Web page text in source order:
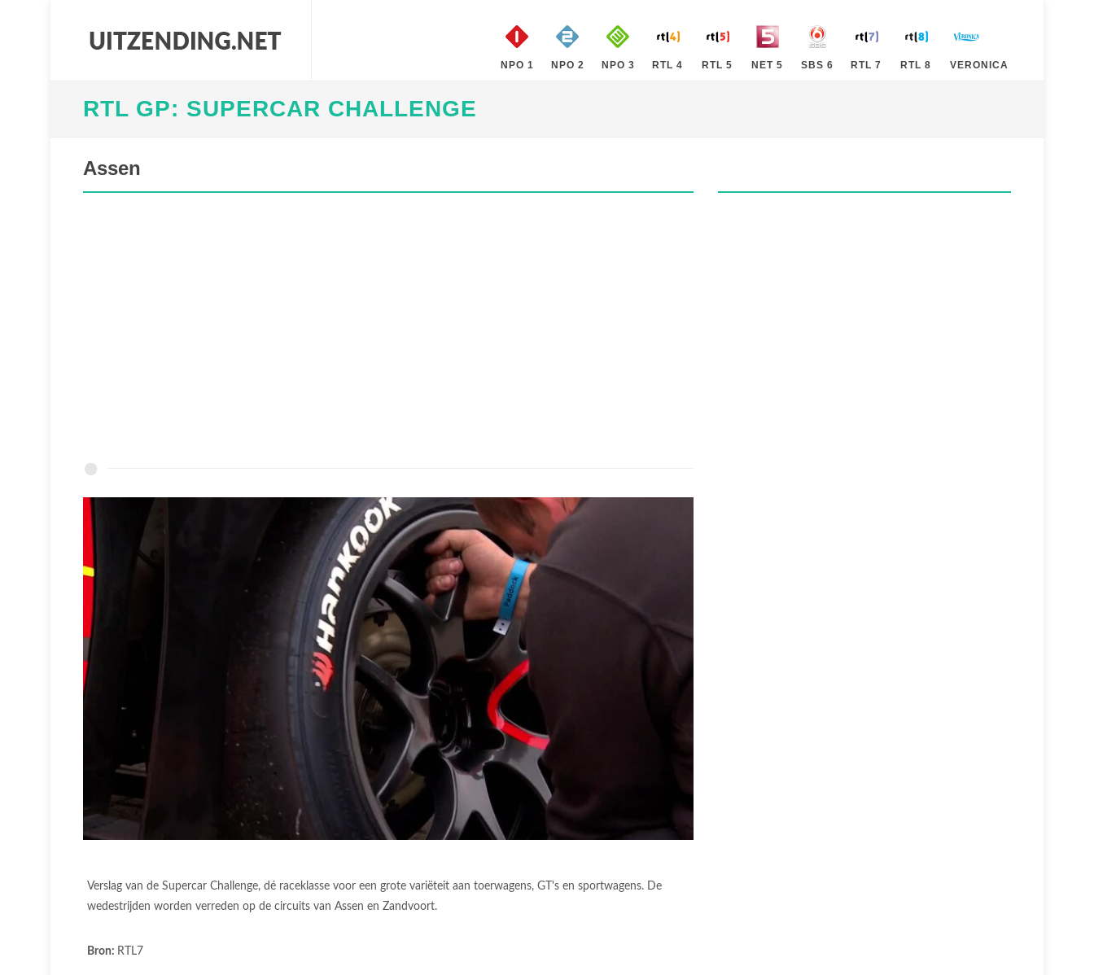
NPO 1 NPO 2 NPO 3 RTL 4 RTL 5 NET 5 SBS 6 RTL 7 RTL 8 VERONICA
RTL GP: SUPERCAR CHALLENGE
Assen
Verslag van de Supercar Challenge, dé raceklasse voor een grote variëteit aan toerwagens, GT's en sportwagens. De
wedestrijden worden verreden op de circuits van Assen en Zandvoort.
Bron: RTL7